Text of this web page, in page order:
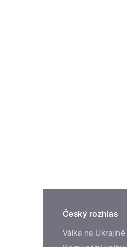
Český rozhlas
Válka na Ukrajině